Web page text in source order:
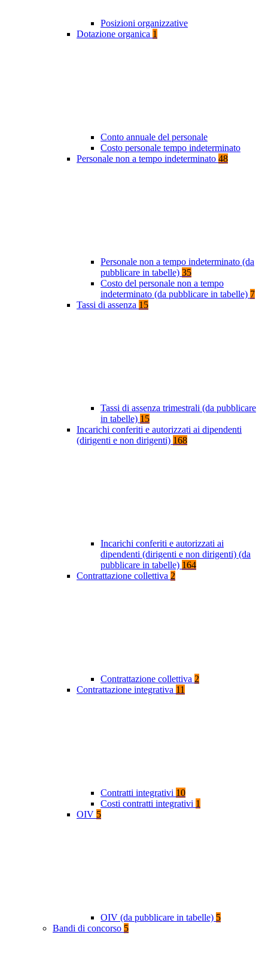
Posizioni organizzative
Dotazione organica 1
Conto annuale del personale
Costo personale tempo indeterminato
Personale non a tempo indeterminato 48
Personale non a tempo indeterminato (da
pubblicare in tabelle) 35
Costo del personale non a tempo
indeterminato (da pubblicare in tabelle) 7
Tassi di assenza 15
Tassi di assenza trimestrali (da pubblicare
in tabelle) 15
Incarichi conferiti e autorizzati ai dipendenti
(dirigenti e non dirigenti) 168
Incarichi conferiti e autorizzati ai
dipendenti (dirigenti e non dirigenti) (da
pubblicare in tabelle) 164
Contrattazione collettiva 2
Contrattazione collettiva 2
Contrattazione integrativa 11
Contratti integrativi 10
Costi contratti integrativi 1
OIV 5
OIV (da pubblicare in tabelle) 5
Bandi di concorso 5